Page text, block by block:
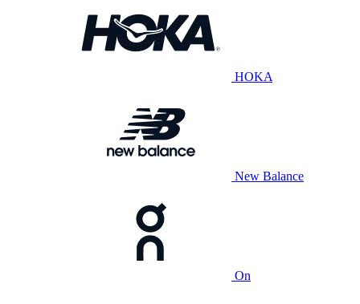
HOKA
New Balance
On